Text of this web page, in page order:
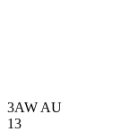
3AW AU
13